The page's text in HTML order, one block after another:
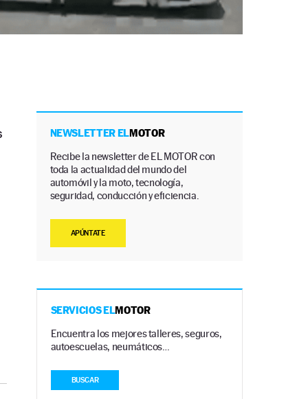
NEWSLETTER ELMOTOR
Recibe la newsletter de EL MOTOR con
toda la actualidad del mundo del
automóvil y la moto, tecnología,
seguridad, conducción y eficiencia.
APÚNTATE
SERVICIOS ELMOTOR
Encuentra los mejores talleres, seguros,
autoescuelas, neumáticos…
BUSCAR